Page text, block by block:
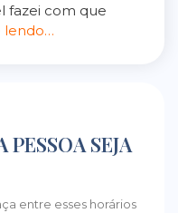
fazei com que
lendo…
PESSOA SEJA
entre esses horários